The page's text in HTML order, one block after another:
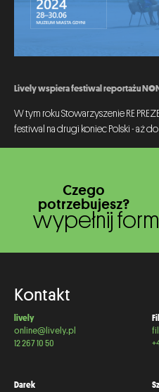
Lively wspiera festiwal reportażu
W tym roku Stowarzyszenie RE
festiwal na drugi koniec Polski - aż
Czego
potrzebujesz?
wypełnij
Kontakt
lively
online@lively.pl
12 267 10 50
Darek